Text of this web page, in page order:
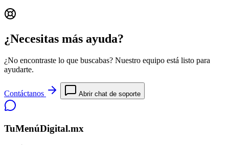
¿Necesitas más ayuda?
¿No encontraste lo que buscabas? Nuestro equipo está listo para
ayudarte.
Contáctanos Abrir chat de soporte
TuMenúDigital.mx